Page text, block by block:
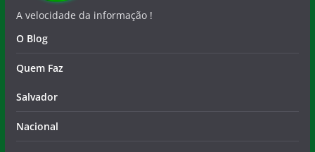
A velocidade da informação !
O Blog
Quem Faz
Salvador
Nacional